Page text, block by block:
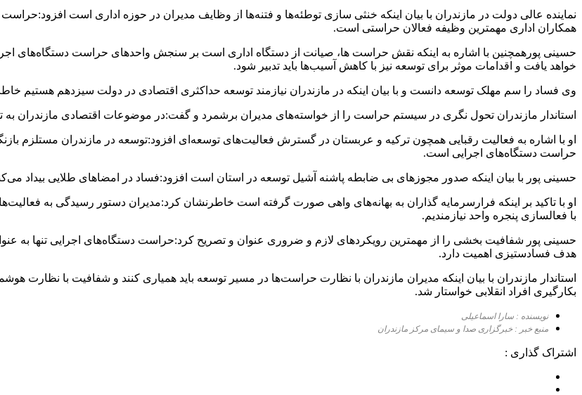
نماینده عالی دولت در مازندران با بیان اینکه خنثی سازی توطئه‌ها و فتنه‌ها از وظایف مدیران در حوزه اداری است
همکاران اداری مهمترین وظیفه فعالان حراستی است.
حسینی پورهمچنین با اشاره به اینکه نقش حراست ها، صیانت از دستگاه اداری است بر سنجش واحد‌های حراست دستگاه‌های
خواهد یافت و اقدامات موثر برای توسعه نیز با کاهش آسیب‌ها باید تدبیر شود.
وی فساد را سم مهلک توسعه دانست و با بیان اینکه در مازندران نیازمند توسعه حداکثری اقتصادی در دولت سیزدهم هستیم
استاندار مازندران تحول نگری در سیستم حراست را از خواسته‌های مدیران برشمرد و گفت:در موضوعات اقتصادی مازندران به
او با اشاره به فعالیت رقبایی همچون ترکیه و عربستان در گسترش فعالیت‌های توسعه‌ای افزود:توسعه در مازندران مستلزم
حراست دستگاه‌های اجرایی است.
حسینی پور با بیان اینکه صدور مجوز‌های بی ضابطه پاشنه آشیل توسعه در استان است افزود:فساد در امضا‌های طلایی بیداد
او با تاکید بر اینکه فرارسرمایه گذاران به بهانه‌های واهی صورت گرفته است خاطرنشان کرد:مدیران دستور رسیدگی به
با فعالسازی پنجره واحد نیازمندیم.
حسینی پور شفافیت بخشی را از مهمترین رویکرد‌های لازم و ضروری عنوان و تصریح کرد:حراست دستگاه‌های اجرایی تنها به
هدف فسادستیزی اهمیت دارد.
استاندار مازندران با بیان اینکه مدیران مازندران با نظارت حراست‌ها در مسیر توسعه باید همیاری کنند و شفافیت با
بکارگیری افراد انقلابی خواستار شد.
نویسنده : سارا اسماعیلی
منبع خبر : خبرگزاری صدا و سیمای مرکز مازندران
اشتراک گذاری :